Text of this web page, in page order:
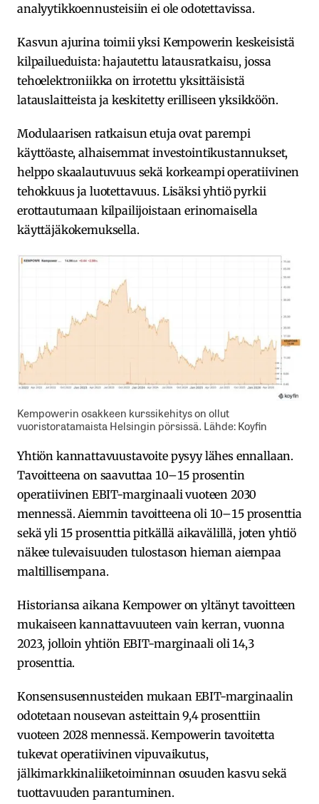
analyytikkoennusteisiin ei ole odotettavissa.
Kasvun ajurina toimii yksi Kempowerin keskeisistä
kilpailueduista: hajautettu latausratkaisu, jossa
tehoelektroniikka on irrotettu yksittäisistä
latauslaitteista ja keskitetty erilliseen yksikköön.
Modulaarisen ratkaisun etuja ovat parempi
käyttöaste, alhaisemmat investointikustannukset,
helppo skaalautuvuus sekä korkeampi operatiivinen
tehokkuus ja luotettavuus. Lisäksi yhtiö pyrkii
erottautumaan kilpailijoistaan erinomaisella
käyttäjäkokemuksella.
Kempowerin osakkeen kurssikehitys on ollut
vuoristoratamaista Helsingin pörsissä. Lähde: Koyfin
Yhtiön kannattavuustavoite pysyy lähes ennallaan.
Tavoitteena on saavuttaa 10–15 prosentin
operatiivinen EBIT-marginaali vuoteen 2030
mennessä. Aiemmin tavoitteena oli 10–15 prosenttia
sekä yli 15 prosenttia pitkällä aikavälillä, joten yhtiö
näkee tulevaisuuden tulostason hieman aiempaa
maltillisempana.
Historiansa aikana Kempower on yltänyt tavoitteen
mukaiseen kannattavuuteen vain kerran, vuonna
2023, jolloin yhtiön EBIT-marginaali oli 14,3
prosenttia.
Konsensusennusteiden mukaan EBIT-marginaalin
odotetaan nousevan asteittain 9,4 prosenttiin
vuoteen 2028 mennessä. Kempowerin tavoitetta
tukevat operatiivinen vipuvaikutus,
jälkimarkkinaliiketoiminnan osuuden kasvu sekä
tuottavuuden parantuminen.